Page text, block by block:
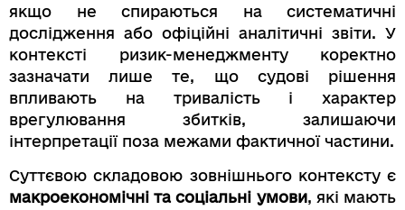
якщо не спираються на систематичні
дослідження або офіційні аналітичні звіти. У
контексті ризик-менеджменту коректно
зазначати лише те, що судові рішення
впливають на тривалість і характер
врегулювання збитків, залишаючи
інтерпретації поза межами фактичної частини.
Суттєвою складовою зовнішнього контексту є
макроекономічні та соціальні умови, які мають